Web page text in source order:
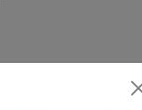
komponenty?